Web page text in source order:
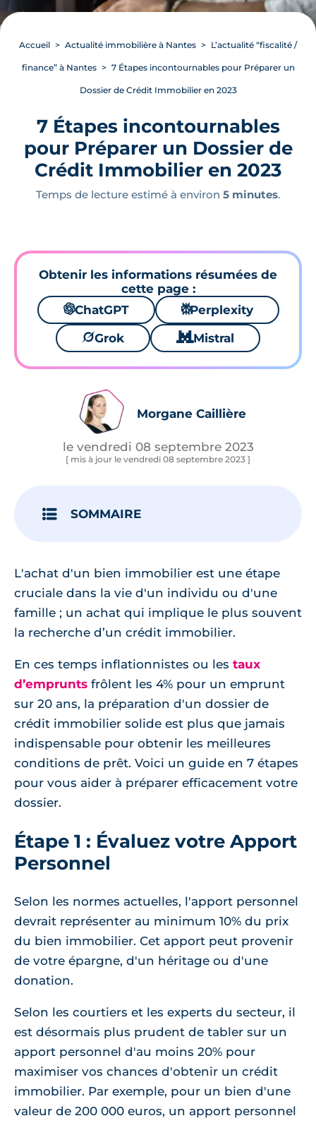
Accueil Actualité immobilière à Nantes L’actualité “fiscalité /
finance” à Nantes 7 Étapes incontournables pour Préparer un
Dossier de Crédit Immobilier en 2023
7 Étapes incontournables
pour Préparer un Dossier de
Crédit Immobilier en 2023
Temps de lecture estimé à environ 5 minutes.
Obtenir les informations résumées de
cette page :
🌌ChatGPT ⚙Perplexity
🪐Grok 🐱 Mistral
Morgane Caillière
le vendredi 08 septembre 2023
[ mis à jour le vendredi 08 septembre 2023 ]
SOMMAIRE
L'achat d'un bien immobilier est une étape
cruciale dans la vie d'un individu ou d'une
famille ; un achat qui implique le plus souvent
la recherche d’un crédit immobilier.
En ces temps inflationnistes ou les taux
d’emprunts frôlent les 4% pour un emprunt
sur 20 ans, la préparation d'un dossier de
crédit immobilier solide est plus que jamais
indispensable pour obtenir les meilleures
conditions de prêt. Voici un guide en 7 étapes
pour vous aider à préparer efficacement votre
dossier.
Étape 1 : Évaluez votre Apport
Personnel
Selon les normes actuelles, l'apport personnel
devrait représenter au minimum 10% du prix
du bien immobilier. Cet apport peut provenir
de votre épargne, d'un héritage ou d'une
donation.
Selon les courtiers et les experts du secteur, il
est désormais plus prudent de tabler sur un
apport personnel d'au moins 20% pour
maximiser vos chances d'obtenir un crédit
immobilier. Par exemple, pour un bien d'une
valeur de 200 000 euros, un apport personnel